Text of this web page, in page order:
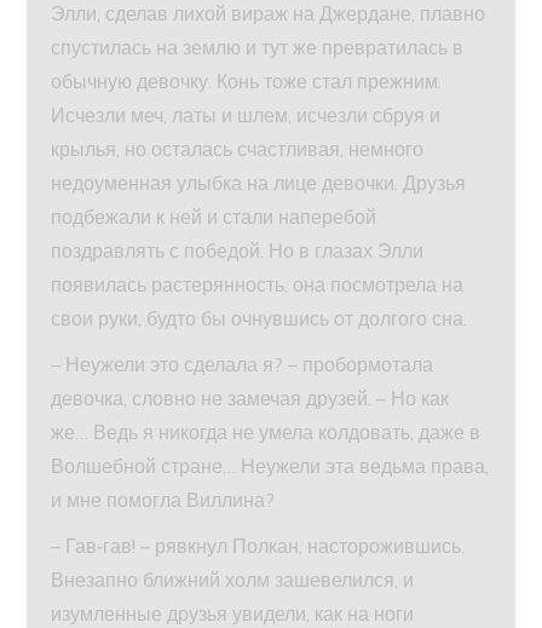
Элли, сделав лихой вираж на Джердане, плавно
спустилась на землю и тут же превратилась в
обычную девочку. Конь тоже стал прежним.
Исчезли меч, латы и шлем, исчезли сбруя и
крылья, но осталась счастливая, немного
недоуменная улыбка на лице девочки. Друзья
подбежали к ней и стали наперебой
поздравлять с победой. Но в глазах Элли
появилась растерянность, она посмотрела на
свои руки, будто бы очнувшись от долгого сна.
– Неужели это сделала я? – пробормотала
девочка, словно не замечая друзей. – Но как
же… Ведь я никогда не умела колдовать, даже в
Волшебной стране… Неужели эта ведьма права,
и мне помогла Виллина?
– Гав‑гав! – рявкнул Полкан, насторожившись.
Внезапно ближний холм зашевелился, и
изумленные друзья увидели, как на ноги